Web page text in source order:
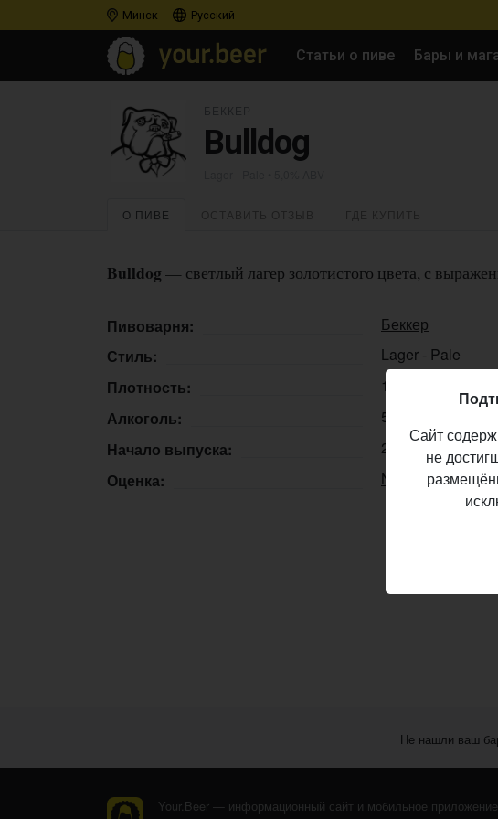
Минск Русский
Статьи о пиве Бары и
Bulldog
О ПИВЕ
Bulldog — светлый лагер золотистого цвета, с
Пивоварня:
Беккер
Стиль:
Lager - Pale
Плотность:
12,0%
Алкоголь:
5,0%
Начало выпуска:
21.11.2019
Оценка:
N/A
Не нашли ваш
Your.Beer — информационный сайт и мобильное
Сайт
не